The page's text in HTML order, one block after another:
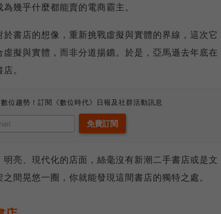
幾乎什麼都能賣的電商霸主。
書店的想像，重新挑戰虛擬與實體的界線，這次它
擬與實體，而非分道揚鑣。於是，亞馬遜去年底在
。
位趨勢！訂閱《數位時代》日報及社群活動訊息
亮、現代化的店面，絲毫沒有新潮二手書店或是文
間晃悠一圈，你就能發現這間書店的獨特之處。